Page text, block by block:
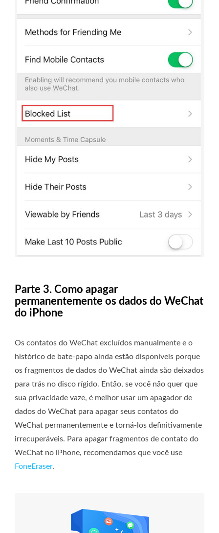
Parte 3. Como apagar
permanentemente os dados do WeChat
do iPhone
Os contatos do WeChat excluídos manualmente e o
histórico de bate-papo ainda estão disponíveis porque
os fragmentos de dados do WeChat ainda são deixados
para trás no disco rígido. Então, se você não quer que
sua privacidade vaze, é melhor usar um apagador de
dados do WeChat para apagar seus contatos do
WeChat permanentemente e torná-los definitivamente
irrecuperáveis. Para apagar fragmentos de contato do
WeChat no iPhone, recomendamos que você use
FoneEraser.